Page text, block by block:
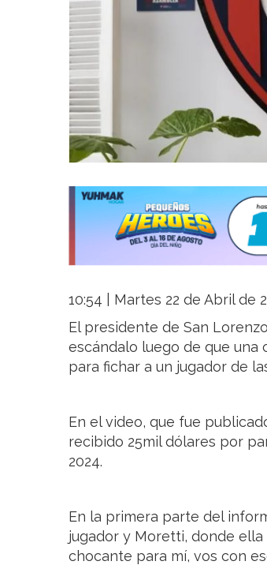
10:54 | Martes 22 de Abril de
El presidente de San
escándalo luego de que una
para fichar a un jugador de
En el video, que fue
recibido 25mil dólares por
2024.
En la primera parte del
jugador y Moretti, donde
chocante para mí, vos con